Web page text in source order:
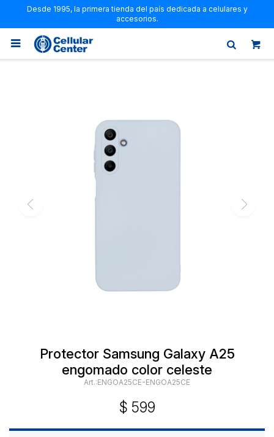
Desde 1995, la primera tienda del país dedicada a celulares y
accesorios.

Protector Samsung Galaxy A25
engomado color celeste
ENGOA25CE-ENGOA25CE
$ 599